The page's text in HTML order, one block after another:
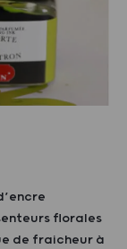
florales
de fraicheur à